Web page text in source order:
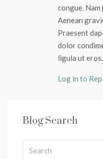
congue.
Aenean
Praesent
dolor
ligula ut eros.
Log in to
Blog Search